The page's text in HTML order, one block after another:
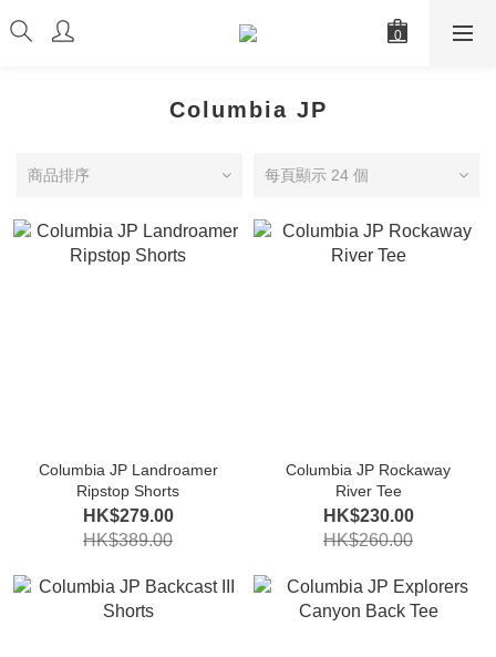
Columbia JP
商品排序 每頁顯示 24 個
Columbia JP Landroamer
Ripstop Shorts
HK$279.00
HK$389.00
Columbia JP Rockaway
River Tee
HK$230.00
HK$260.00